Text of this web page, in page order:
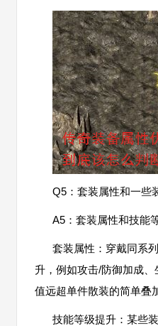
Q5：套装属性和一些
A5：套装属性和技能
套装属性：穿戴同系
升，例如攻击/防御加成
值远超单件散装的简单叠
技能等级提升：某些